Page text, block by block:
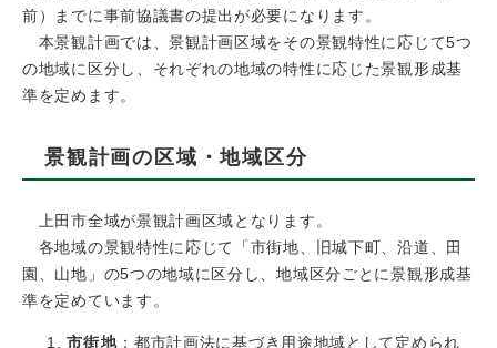
前）までに事前協議書の提出が必要になります。
本景観計画では、景観計画区域をその景観特性に応じて5つ
の地域に区分し、それぞれの地域の特性に応じた景観形成基
準を定めます。
景観計画の区域・地域区分
上田市全域が景観計画区域となります。
各地域の景観特性に応じて「市街地、旧城下町、沿道、田
園、山地」の5つの地域に区分し、地域区分ごとに景観形成基
準を定めています。
市街地 ：都市計画法に基づき用途地域として定められ